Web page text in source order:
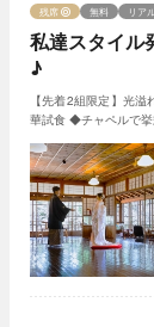
私達スタイ
♪
残席 無料 リア
【先着2組限定】光
華試食 ◆チャペルで